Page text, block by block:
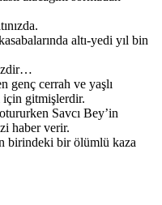
altı-yedi yıl bin
genç cerrah ve yaşlı
için gitmişlerdir.
Savcı Bey’in
haber verir.
birindeki bir ölümlü kaza